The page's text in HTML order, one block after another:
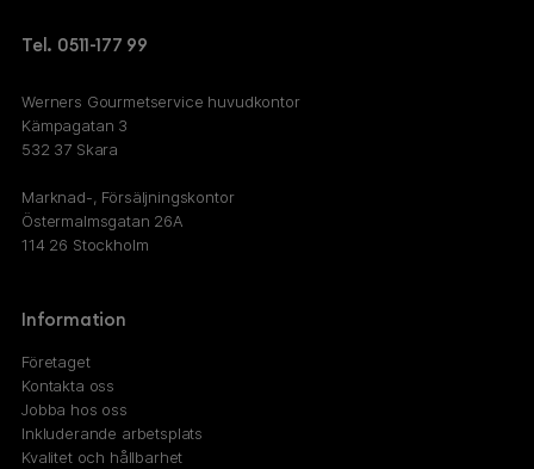
Tel. 0511-177 99
Werners Gourmetservice huvudkontor
Kämpagatan 3
532 37 Skara
Marknad-, Försäljningskontor
Östermalmsgatan 26A
114 26 Stockholm
Information
Företaget
Kontakta oss
Jobba hos oss
Inkluderande arbetsplats
Kvalitet och hållbarhet